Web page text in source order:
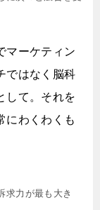
マーケティン
ではなく脳科
して。それを
にわくわくも
求力が最も大き